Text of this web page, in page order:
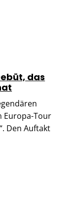
das
Europa-Tour
Den Auftakt